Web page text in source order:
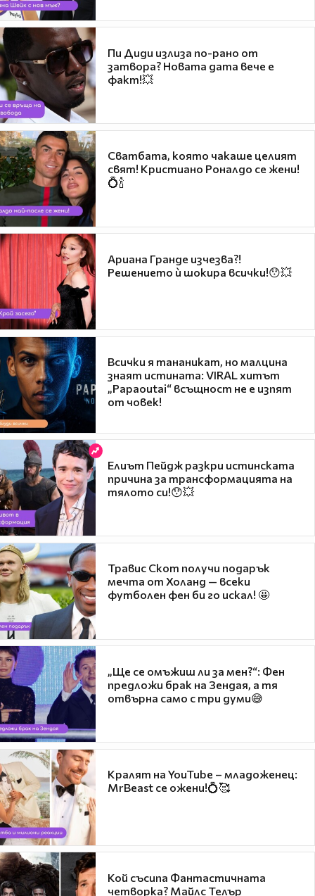
Пи Диди излиза по-рано от
затвора? Новата дата вече е
факт!💥
Сватбата, която чакаше целият
свят! Кристиано Роналдо се жени!
💍🍾
Ариана Гранде изчезва?!
Решението ѝ шокира всички!😯💥
Всички я тананикат, но малцина
знаят истината: VIRAL хитът
„Papaoutai“ всъщност не е изпят
от човек!
Елиът Пейдж разкри истинската
причина за трансформацията на
тялото си!😯💥
Травис Скот получи подарък
мечта от Холанд — всеки
футболен фен би го искал! 🤩
„Ще се омъжиш ли за мен?“: Фен
предложи брак на Зендая, а тя
отвърна само с три думи😅
Кралят на YouTube – младоженец:
MrBeast се ожени!💍🥰
Кой съсипа Фантастичната
четворка? Майлс Телър